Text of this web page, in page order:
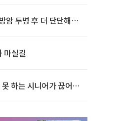
암 투병 후 더 단단해진
마실길
하는 시니어가 끊어야